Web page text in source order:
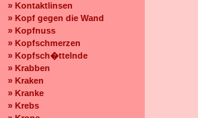
» Kontaktlinsen
» Kopf gegen die Wand
» Kopfnuss
» Kopfschmerzen
» Kopfsch�ttelnde
» Krabben
» Kraken
» Kranke
» Krebs